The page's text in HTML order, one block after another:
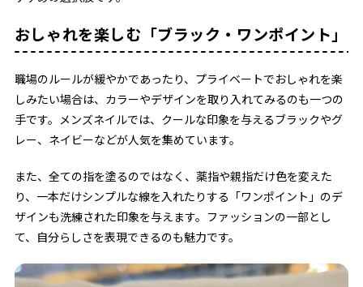
おしゃれを楽しむ「ブラック・ワンポイント」
職場のルールが緩やかであったり、プライベートでおしゃれを楽
しみたい場合は、カラーやデザインを取り入れてみるのも一つの
手です。メンズネイルでは、クールな印象を与えるブラックやグ
レー、ネイビーなどが人気を集めています。
また、全ての指を塗るのではなく、薬指や親指だけ色を変えた
り、一本だけシンプルな線を入れたりする「ワンポイント」のデ
ザインも洗練された印象を与えます。ファッションの一部とし
て、自分らしさを表現できるのも魅力です。